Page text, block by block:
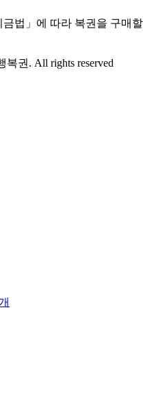
법」에 따라 복권을 구매할
권. All rights reserved